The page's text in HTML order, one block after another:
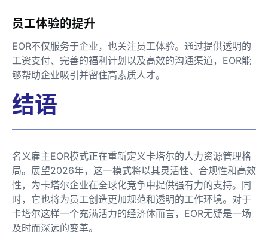
员工体验的提升
EOR不仅服务于企业，也关注员工体验。通过提供透明的
工资支付、完善的福利计划以及高效的沟通渠道，EOR能
够帮助企业吸引并留住高素质人才。
结语
名义雇主EOR模式正在重新定义卡塔尔的人力资源管理格
局。展望2026年，这一模式将以其灵活性、合规性和高效
性，为卡塔尔企业在全球化竞争中提供强有力的支持。同
时，它也将为员工创造更加规范和透明的工作环境。对于
卡塔尔这样一个充满活力的经济体而言，EOR无疑是一场
及时而深远的变革。